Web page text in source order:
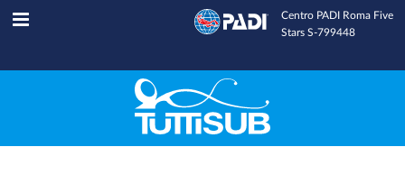
Centro PADI Roma Five
Stars S-799448
Tuttisub INFOLINE